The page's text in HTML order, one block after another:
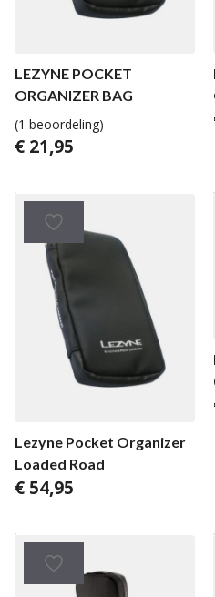
LEZYNE POCKET
ORGANIZER BAG
(1 beoordeling)
€ 21,95
Lezyne Pocket Organizer
Loaded Road
€ 54,95